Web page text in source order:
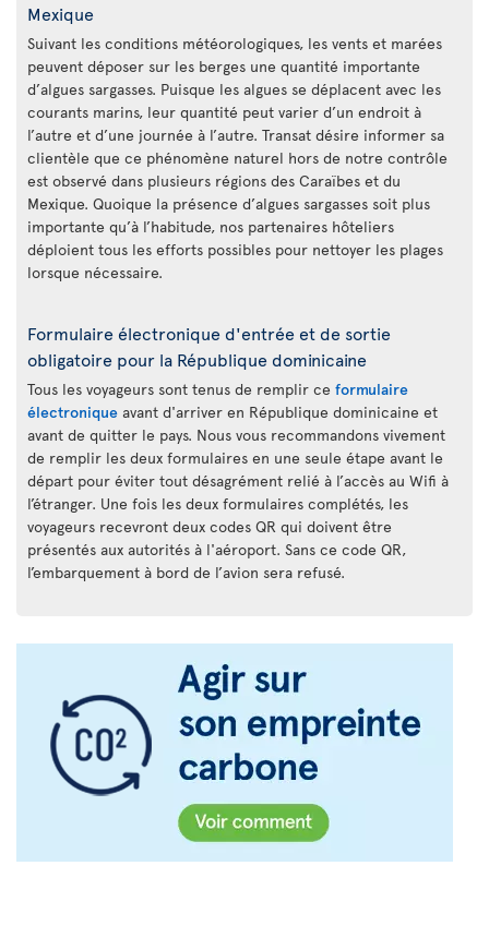
Mexique
Suivant les conditions météorologiques, les vents et marées
peuvent déposer sur les berges une quantité importante
d’algues sargasses. Puisque les algues se déplacent avec les
courants marins, leur quantité peut varier d’un endroit à
l’autre et d’une journée à l’autre. Transat désire informer sa
clientèle que ce phénomène naturel hors de notre contrôle
est observé dans plusieurs régions des Caraïbes et du
Mexique. Quoique la présence d’algues sargasses soit plus
importante qu’à l’habitude, nos partenaires hôteliers
déploient tous les efforts possibles pour nettoyer les plages
lorsque nécessaire.
Formulaire électronique d'entrée et de sortie
obligatoire pour la République dominicaine
Tous les voyageurs sont tenus de remplir ce formulaire
électronique avant d'arriver en République dominicaine et
avant de quitter le pays. Nous vous recommandons vivement
de remplir les deux formulaires en une seule étape avant le
départ pour éviter tout désagrément relié à l’accès au Wifi à
l’étranger. Une fois les deux formulaires complétés, les
voyageurs recevront deux codes QR qui doivent être
présentés aux autorités à l'aéroport. Sans ce code QR,
l’embarquement à bord de l’avion sera refusé.